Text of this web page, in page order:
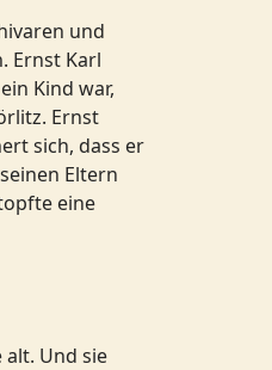
und
Ernst Karl
Kind war,
Ernst
sich, dass er
Eltern
eine
alt. Und sie